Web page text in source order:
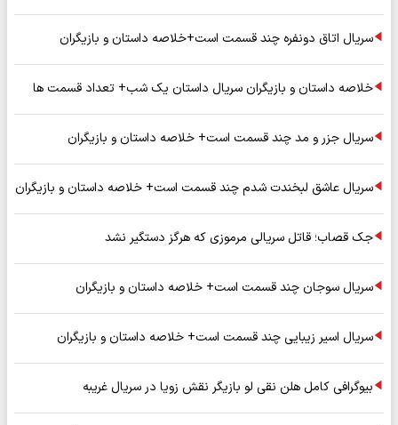
سریال اتاق دونفره چند قسمت است+خلاصه داستان و بازیگران
خلاصه داستان و بازیگران سریال داستان یک شب+ تعداد قسمت ها
سریال جزر و مد چند قسمت است+ خلاصه داستان و بازیگران
سریال عاشق لبخندت شدم چند قسمت است+ خلاصه داستان و بازیگران
جک قصاب؛ قاتل سریالی مرموزی که هرگز دستگیر نشد
سریال سوجان چند قسمت است+ خلاصه داستان و بازیگران
سریال اسیر زیبایی چند قسمت است+ خلاصه داستان و بازیگران
بیوگرافی کامل هلن نقی لو بازیگر نقش زویا در سریال غریبه